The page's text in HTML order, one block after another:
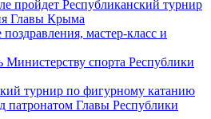
пройдет Республиканский турнир
Главы Крыма
мастер-класс и
Министерству спорта Республики
турнир по фигурному катанию
патронатом Главы Республики